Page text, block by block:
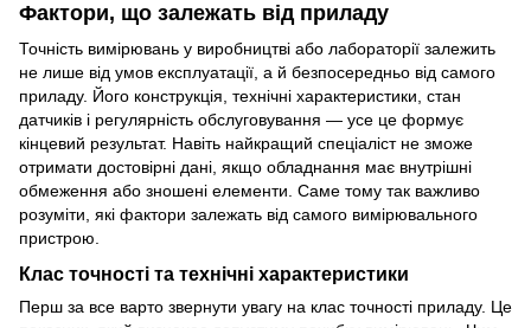
Фактори, що залежать від приладу
Точність вимірювань у виробництві або лабораторії залежить
не лише від умов експлуатації, а й безпосередньо від самого
приладу. Його конструкція, технічні характеристики, стан
датчиків і регулярність обслуговування — усе це формує
кінцевий результат. Навіть найкращий спеціаліст не зможе
отримати достовірні дані, якщо обладнання має внутрішні
обмеження або зношені елементи. Саме тому так важливо
розуміти, які фактори залежать від самого вимірювального
пристрою.
Клас точності та технічні характеристики
Перш за все варто звернути увагу на клас точності приладу. Це